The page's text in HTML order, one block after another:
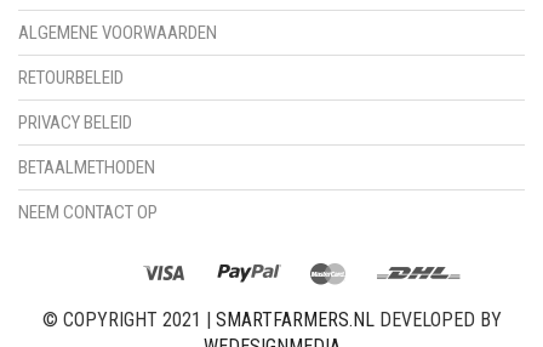
ALGEMENE VOORWAARDEN
RETOURBELEID
PRIVACY BELEID
BETAALMETHODEN
NEEM CONTACT OP
© COPYRIGHT 2021 | SMARTFARMERS.NLDEVELOPED BY